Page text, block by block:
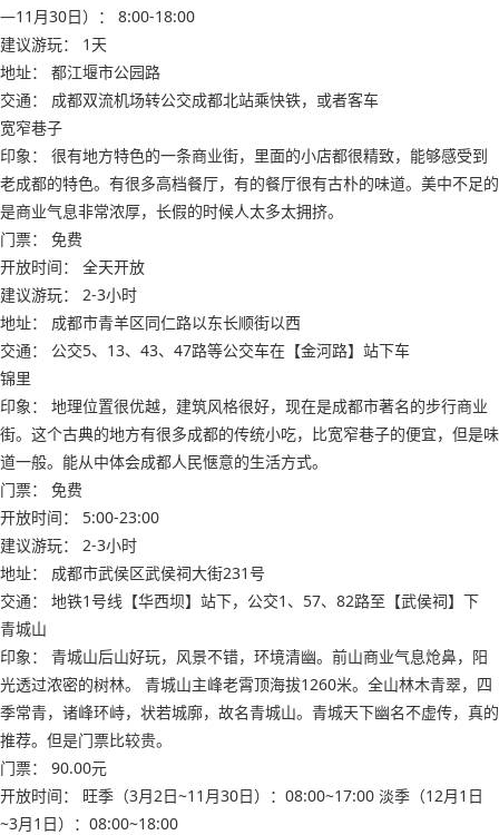
—11月30日）： 8:00-18:00
建议游玩： 1天
地址： 都江堰市公园路
交通： 成都双流机场转公交成都北站乘快铁，或者客车
宽窄巷子
印象： 很有地方特色的一条商业街，里面的小店都很精致，能够感受到
老成都的特色。有很多高档餐厅，有的餐厅很有古朴的味道。美中不足的
是商业气息非常浓厚，长假的时候人太多太拥挤。
门票： 免费
开放时间： 全天开放
建议游玩： 2-3小时
地址： 成都市青羊区同仁路以东长顺街以西
交通： 公交5、13、43、47路等公交车在【金河路】站下车
锦里
印象： 地理位置很优越，建筑风格很好，现在是成都市著名的步行商业
街。这个古典的地方有很多成都的传统小吃，比宽窄巷子的便宜，但是味
道一般。能从中体会成都人民惬意的生活方式。
门票： 免费
开放时间： 5:00-23:00
建议游玩： 2-3小时
地址： 成都市武侯区武侯祠大街231号
交通： 地铁1号线【华西坝】站下，公交1、57、82路至【武侯祠】下
青城山
印象： 青城山后山好玩，风景不错，环境清幽。前山商业气息炝鼻，阳
光透过浓密的树林。 青城山主峰老霄顶海拔1260米。全山林木青翠，四
季常青，诸峰环峙，状若城廓，故名青城山。青城天下幽名不虚传，真的
推荐。但是门票比较贵。
门票： 90.00元
开放时间： 旺季（3月2日~11月30日）：08:00~17:00 淡季（12月1日
~3月1日）：08:00~18:00